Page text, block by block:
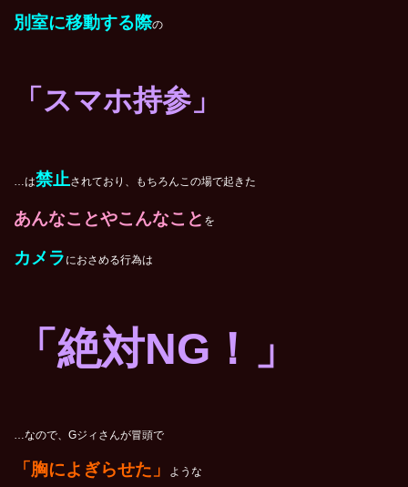
別室に移動する際の
「スマホ持参」
…は禁止されており、もちろんこの場で起きた
あんなことやこんなこと を
カメラ におさめる行為は
「絶対NG ！」
…なので、Gジィさんが冒頭で
「胸によぎらせた」 ような